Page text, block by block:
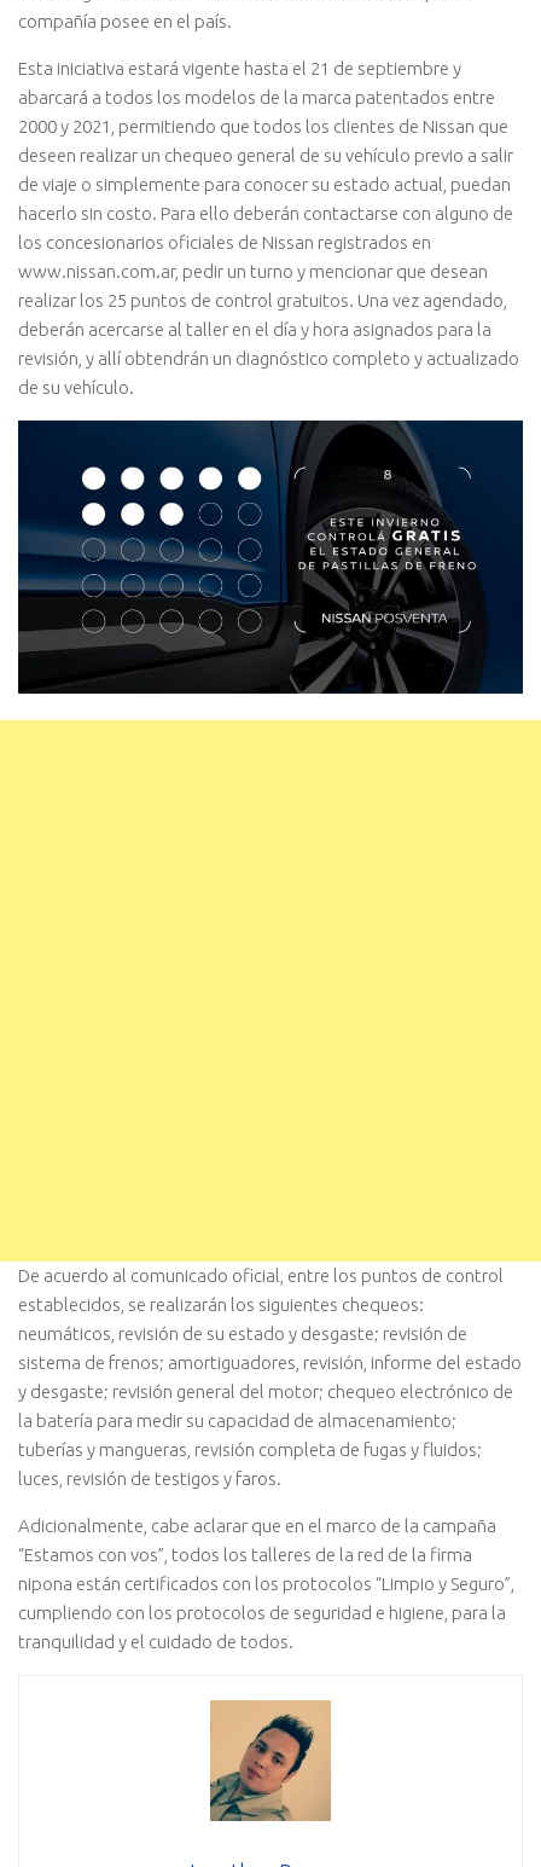
compañía posee en el país.
Esta iniciativa estará vigente hasta el 21 de septiembre y
abarcará a todos los modelos de la marca patentados entre
2000 y 2021, permitiendo que todos los clientes de Nissan que
deseen realizar un chequeo general de su vehículo previo a salir
de viaje o simplemente para conocer su estado actual, puedan
hacerlo sin costo. Para ello deberán contactarse con alguno de
los concesionarios oficiales de Nissan registrados en
www.nissan.com.ar, pedir un turno y mencionar que desean
realizar los 25 puntos de control gratuitos. Una vez agendado,
deberán acercarse al taller en el día y hora asignados para la
revisión, y allí obtendrán un diagnóstico completo y actualizado
de su vehículo.
De acuerdo al comunicado oficial, entre los puntos de control
establecidos, se realizarán los siguientes chequeos:
neumáticos, revisión de su estado y desgaste; revisión de
sistema de frenos; amortiguadores, revisión, informe del estado
y desgaste; revisión general del motor; chequeo electrónico de
la batería para medir su capacidad de almacenamiento;
tuberías y mangueras, revisión completa de fugas y fluidos;
luces, revisión de testigos y faros.
Adicionalmente, cabe aclarar que en el marco de la campaña
“Estamos con vos”, todos los talleres de la red de la firma
nipona están certificados con los protocolos “Limpio y Seguro”,
cumpliendo con los protocolos de seguridad e higiene, para la
tranquilidad y el cuidado de todos.